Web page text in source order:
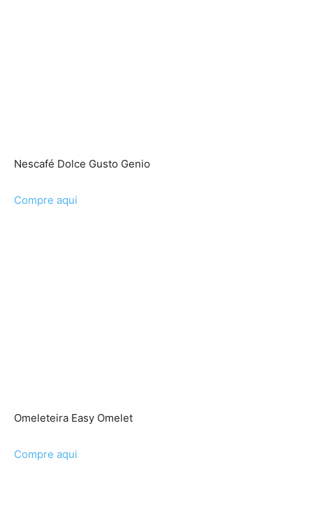
Nescafé Dolce Gusto Genio
Compre aqui
Omeleteira Easy Omelet
Compre aqui